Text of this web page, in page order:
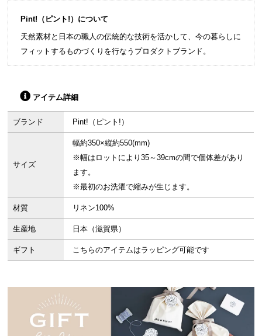
Pint!（ピント!）について
天然素材と日本の職人の伝統的な技術を活かして、今の暮らしに
フィットするものづくりを行なうプロダクトブランド。
アイテム詳細
ブランド Pint!（ピント!）
サイズ
幅約350×縦約550(mm)
※幅はロットにより35～39cmの間で個体差があり
ます。
※最初のお洗濯で縮みが生じます。
材質 リネン100%
生産地 日本（滋賀県）
ギフト こちらのアイテムはラッピング可能です